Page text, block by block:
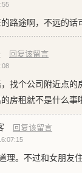
路途啊，不远的话
回复该留言
，找个公司附近点
房租就不是什么事
回复该留言
理。不过和女朋友